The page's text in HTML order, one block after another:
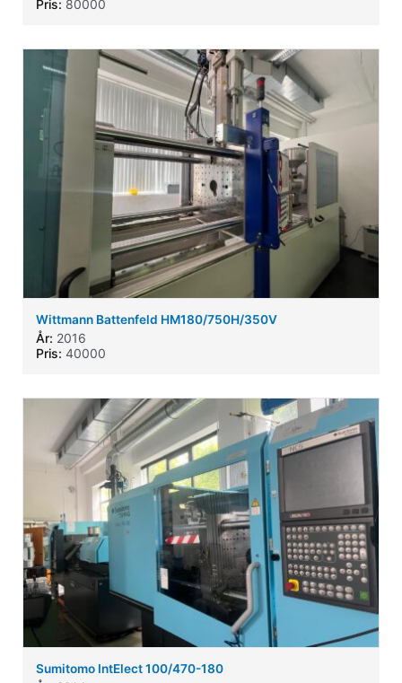
Pris: 80000
Wittmann Battenfeld HM180/750H/350V
År: 2016
Pris: 40000
Sumitomo IntElect 100/470-180